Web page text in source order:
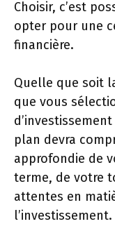
Choisir, c’est
opter pour une
financière.
Quelle que soit
que vous
plan devra
approfondie de
terme, de votre
attentes en
l’investissement.